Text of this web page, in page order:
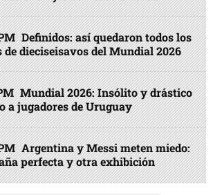
Definidos: así quedaron todos los
de dieciseisavos del Mundial 2026
Mundial 2026: Insólito y drástico
a jugadores de Uruguay
Argentina y Messi meten miedo:
perfecta y otra exhibición